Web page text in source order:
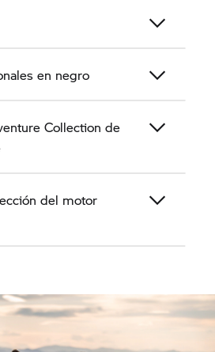
en negro
Collection de
del motor